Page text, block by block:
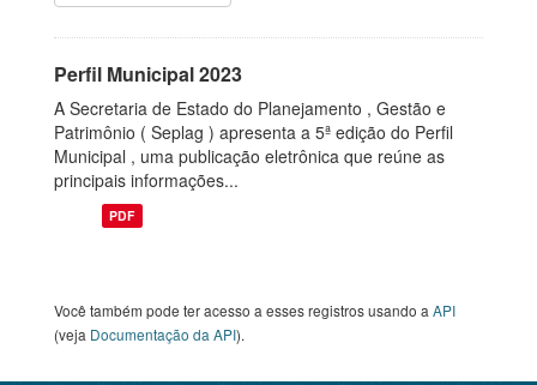
Perfil Municipal 2023
A Secretaria de Estado do Planejamento , Gestão e
Patrimônio ( Seplag ) apresenta a 5ª edição do Perfil
Municipal , uma publicação eletrônica que reúne as
principais informações...
PDF
Você também pode ter acesso a esses registros usando a API
(veja Documentação da API).